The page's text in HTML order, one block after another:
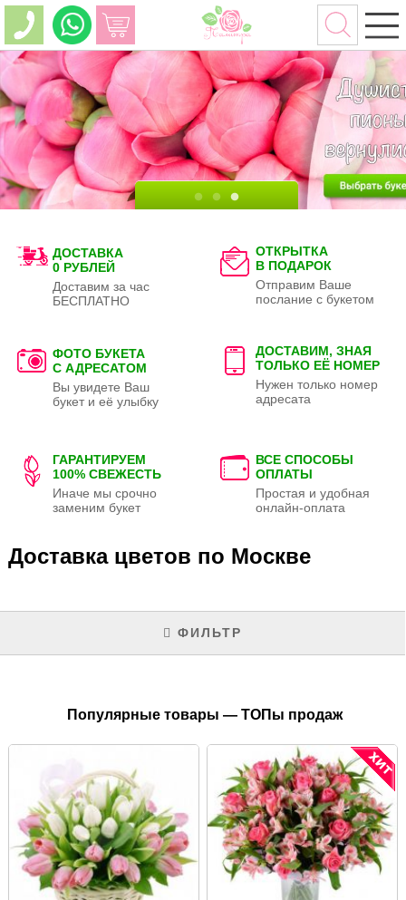
ДОСТАВКА
0 РУБЛЕЙ
Доставим за час
БЕСПЛАТНО
ОТКРЫТКА
В ПОДАРОК
Отправим Ваше
послание с букетом
ФОТО БУКЕТА
С АДРЕСАТОМ
Вы увидете Ваш
букет и её улыбку
ДОСТАВИМ, ЗНАЯ
ТОЛЬКО ЕЁ НОМЕР
Нужен только номер
адресата
ГАРАНТИРУЕМ
100% СВЕЖЕСТЬ
Иначе мы срочно
заменим букет
ВСЕ СПОСОБЫ
ОПЛАТЫ
Простая и удобная
онлайн-оплата
Доставка цветов по Москве
ФИЛЬТР
Популярные товары — ТОПы продаж